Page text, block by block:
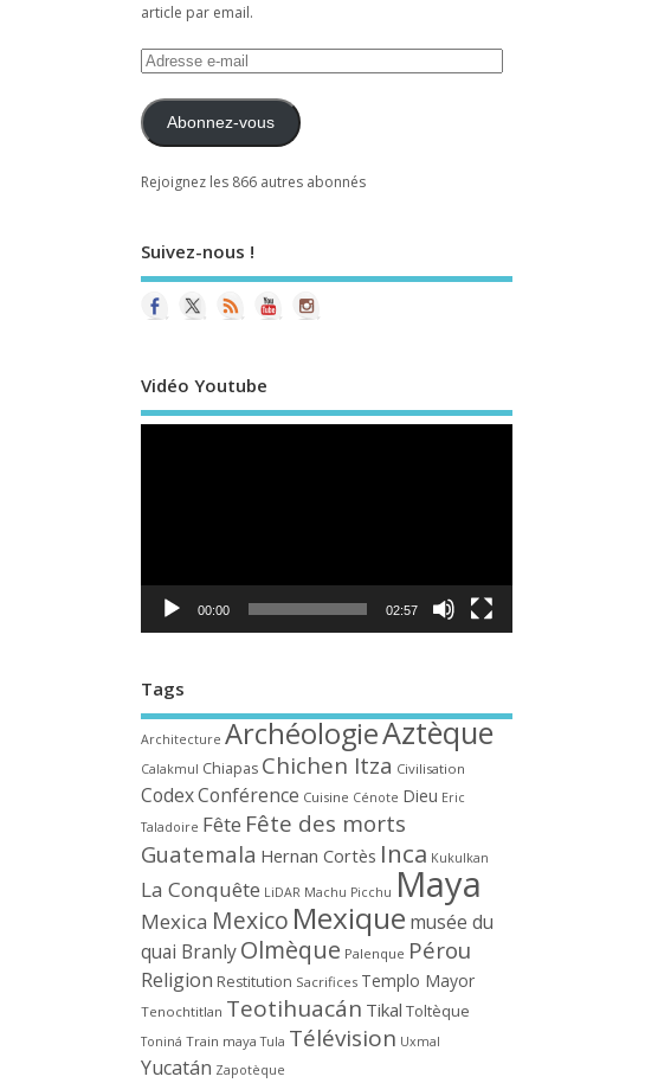
article par email.
Abonnez-vous
Rejoignez les 866 autres abonnés
Suivez-nous !
Vidéo Youtube
vidéo
00:00 02:57
Tags
Architecture ArchéologieAztèque
Calakmul Chiapas Chichen Itza Civilisation
CodexConférence Cuisine Cénote Dieu Eric
Taladoire Fête Fête des morts
Guatemala Hernan Cortès Inca Kukulkan
La Conquête LiDAR Machu Picchu Maya
Mexica Mexico Mexique musée du
quai BranlyOlmèque Palenque Pérou
Religion Restitution Sacrifices Templo Mayor
Tenochtitlan Teotihuacán Tikal Toltèque
Toniná Train maya Tula Télévision Uxmal
Yucatán Zapotèque